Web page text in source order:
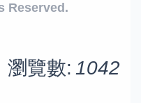
Reserved.
瀏覽數: 1042